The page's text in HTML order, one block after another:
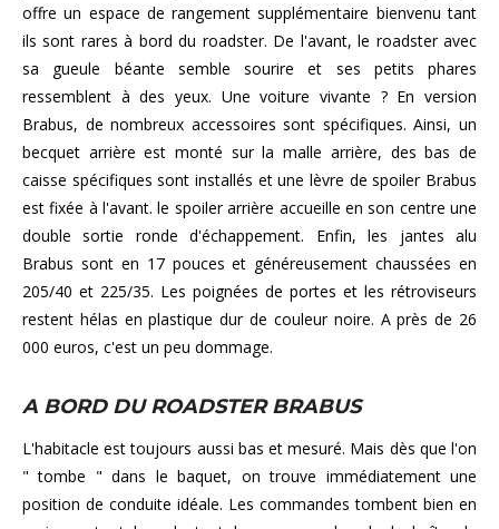
offre un espace de rangement supplémentaire bienvenu tant
ils sont rares à bord du roadster. De l'avant, le roadster avec
sa gueule béante semble sourire et ses petits phares
ressemblent à des yeux. Une voiture vivante ? En version
Brabus, de nombreux accessoires sont spécifiques. Ainsi, un
becquet arrière est monté sur la malle arrière, des bas de
caisse spécifiques sont installés et une lèvre de spoiler Brabus
est fixée à l'avant. le spoiler arrière accueille en son centre une
double sortie ronde d'échappement. Enfin, les jantes alu
Brabus sont en 17 pouces et généreusement chaussées en
205/40 et 225/35. Les poignées de portes et les rétroviseurs
restent hélas en plastique dur de couleur noire. A près de 26
000 euros, c'est un peu dommage.
A BORD DU ROADSTER BRABUS
L'habitacle est toujours aussi bas et mesuré. Mais dès que l'on
" tombe " dans le baquet, on trouve immédiatement une
position de conduite idéale. Les commandes tombent bien en